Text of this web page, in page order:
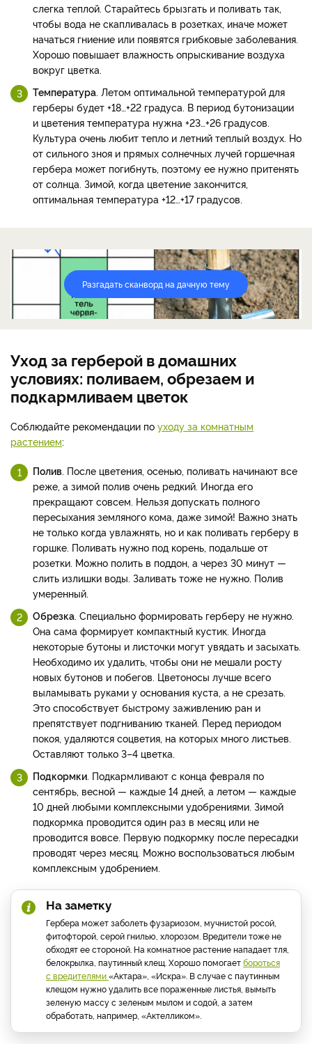
слегка теплой. Старайтесь брызгать и поливать так,
чтобы вода не скапливалась в розетках, иначе может
начаться гниение или появятся грибковые заболевания.
Хорошо повышает влажность опрыскивание воздуха
вокруг цветка.
Температура . Летом оптимальной температурой для
герберы будет +18…+22 градуса. В период бутонизации
и цветения температура нужна +23…+26 градусов.
Культура очень любит тепло и летний теплый воздух. Но
от сильного зноя и прямых солнечных лучей горшечная
гербера может погибнуть, поэтому ее нужно притенять
от солнца. Зимой, когда цветение закончится,
оптимальная температура +12…+17 градусов.
Разгадать сканворд на дачную тему
Уход за герберой в домашних
условиях: поливаем, обрезаем и
подкармливаем цветок
Соблюдайте рекомендации по уходу за комнатным
растением:
Полив . После цветения, осенью, поливать начинают все
реже, а зимой полив очень редкий. Иногда его
прекращают совсем. Нельзя допускать полного
пересыхания земляного кома, даже зимой! Важно знать
не только когда увлажнять, но и как поливать герберу в
горшке. Поливать нужно под корень, подальше от
розетки. Можно полить в поддон, а через 30 минут —
слить излишки воды. Заливать тоже не нужно. Полив
умеренный.
Обрезка . Специально формировать герберу не нужно.
Она сама формирует компактный кустик. Иногда
некоторые бутоны и листочки могут увядать и засыхать.
Необходимо их удалить, чтобы они не мешали росту
новых бутонов и побегов. Цветоносы лучше всего
выламывать руками у основания куста, а не срезать.
Это способствует быстрому заживлению ран и
препятствует подгниванию тканей. Перед периодом
покоя, удаляются соцветия, на которых много листьев.
Оставляют только 3–4 цветка.
Подкормки . Подкармливают с конца февраля по
сентябрь, весной — каждые 14 дней, а летом — каждые
10 дней любыми комплексными удобрениями. Зимой
подкормка проводится один раз в месяц или не
проводится вовсе. Первую подкормку после пересадки
проводят через месяц. Можно воспользоваться любым
комплексным удобрением.
На заметку
Гербера может заболеть фузариозом, мучнистой росой,
фитофторой, серой гнилью, хлорозом. Вредители тоже не
обходят ее стороной. На комнатное растение нападает тля,
белокрылка, паутинный клещ. Хорошо помогаетбороться
с вредителями«Актара», «Искра». В случае с паутинным
клещом нужно удалить все пораженные листья, вымыть
зеленую массу с зеленым мылом и содой, а затем
обработать, например, «Актелликом».